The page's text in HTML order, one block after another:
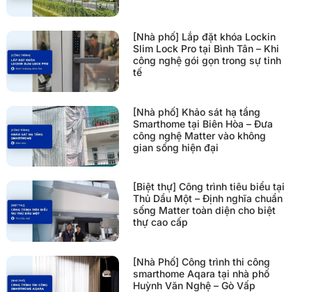
[Nhà phố] Lắp đặt khóa Lockin
Slim Lock Pro tại Bình Tân – Khi
công nghệ gói gọn trong sự tinh
tế
[Nhà phố] Khảo sát hạ tầng
Smarthome tại Biên Hòa – Đưa
công nghệ Matter vào không
gian sống hiện đại
[Biệt thự] Công trình tiêu biểu tại
Thủ Dầu Một – Định nghĩa chuẩn
sống Matter toàn diện cho biệt
thự cao cấp
[Nhà Phố] Công trình thi công
smarthome Aqara tại nhà phố
Huỳnh Văn Nghệ – Gò Vấp